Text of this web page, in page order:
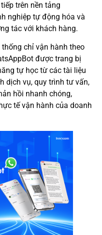
trên nền tảng
nghiệp tự động hóa và
tác với khách hàng.
chỉ vận hành theo
được trang bị
tự học từ các tài liệu
dịch vụ, quy trình tư vấn,
hồi nhanh chóng,
tế vận hành của doanh